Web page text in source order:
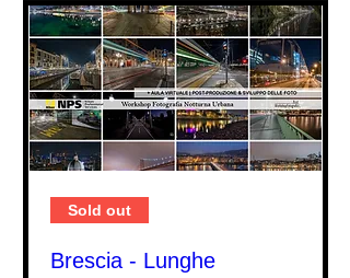
Sold out
Brescia - Lunghe